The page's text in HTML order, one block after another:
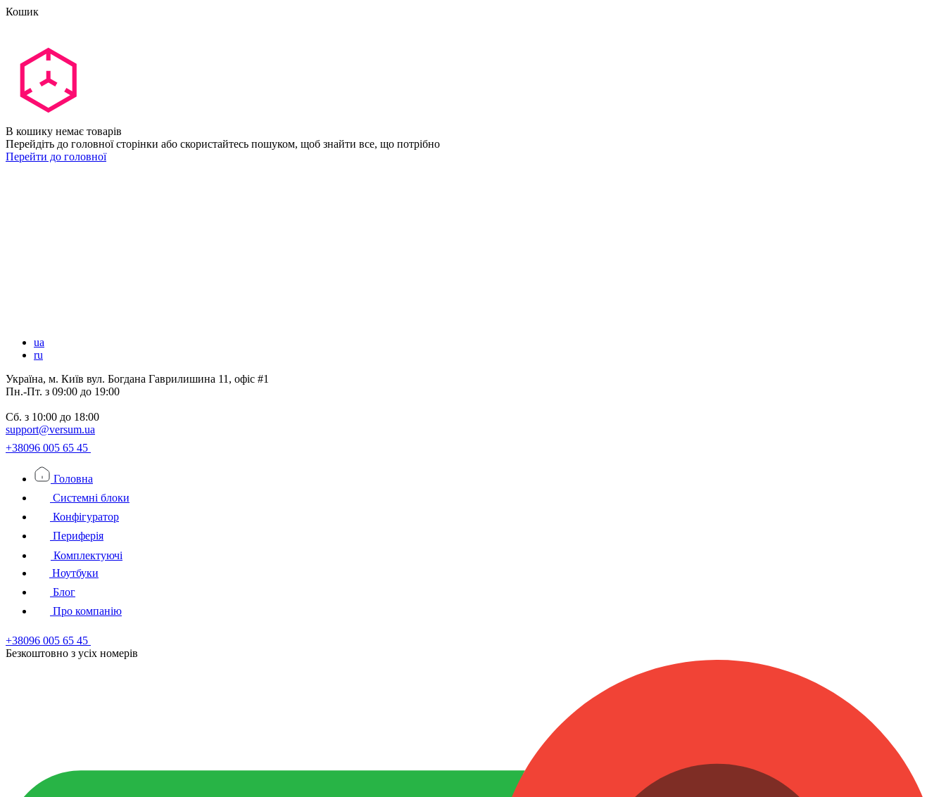
Кошик
В кошику немає товарів
Перейдіть до головної сторінки або скористайтесь пошуком, щоб знайти все, що потрібно
Перейти до головної
ua
ru
Україна, м. Київ вул. Богдана Гаврилишина 11, офіс #1
Пн.-Пт. з 09:00 до 19:00
Сб. з 10:00 до 18:00
support@versum.ua
+38096 005 65 45
Головна
Системні блоки
Конфігуратор
Периферія
Комплектуючі
Ноутбуки
Блог
Про компанію
+38096 005 65 45
Безкоштовно з усiх номерiв